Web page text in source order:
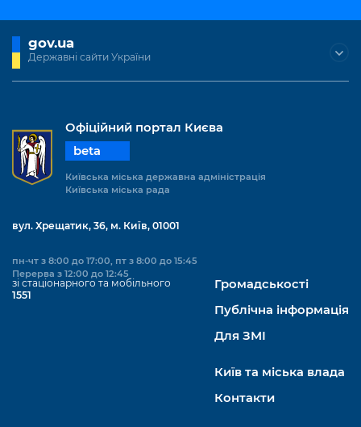
gov.ua
Державні сайти України
Офіційний портал Києва
beta
Київська міська державна адміністрація
Київська міська рада
вул. Хрещатик, 36, м. Київ, 01001
пн-чт з 8:00 до 17:00, пт з 8:00 до 15:45
Перерва з 12:00 до 12:45
зі стаціонарного та мобільного
1551
Громадськості
Публічна інформація
Для ЗМІ
Київ та міська влада
Контакти